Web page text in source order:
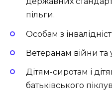
пільги.
Особам з
Ветеранам війни
Дітям-сиротам і
батьківського